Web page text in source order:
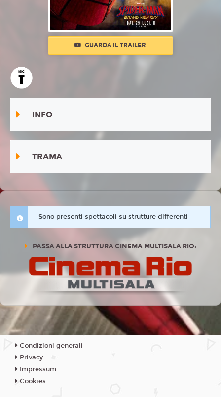
GUARDA IL TRAILER
INFO
TRAMA
Sono presenti spettacoli su strutture differenti
PASSA ALLA STRUTTURA CINEMA MULTISALA RIO:
Condizioni generali
Privacy
Impressum
Cookies